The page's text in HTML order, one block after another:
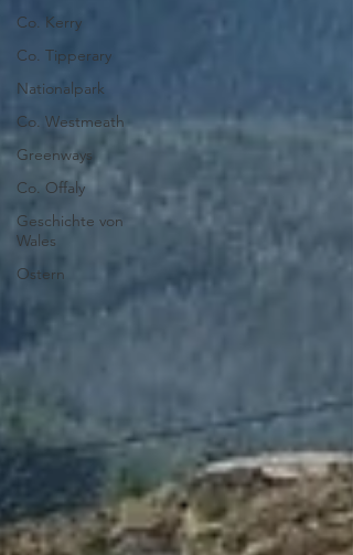
Co. Kerry
Co. Tipperary
Nationalpark
Co. Westmeath
Greenways
Co. Offaly
Geschichte von
Wales
Ostern